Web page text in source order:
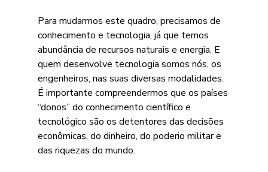
Para mudarmos este quadro, precisamos de
conhecimento e tecnologia, já que temos
abundância de recursos naturais e energia. E
quem desenvolve tecnologia somos nós, os
engenheiros, nas suas diversas modalidades.
É importante compreendermos que os países
“donos” do conhecimento científico e
tecnológico são os detentores das decisões
econômicas, do dinheiro, do poderio militar e
das riquezas do mundo.